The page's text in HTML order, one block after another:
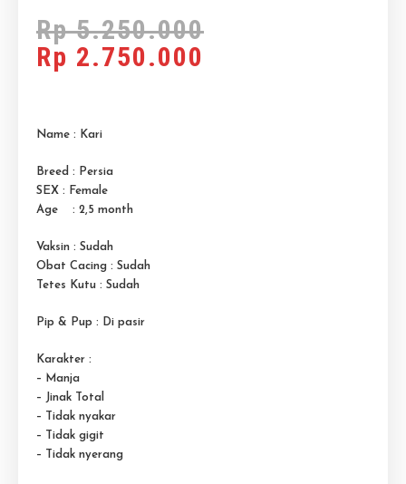
Rp5.250.000
Rp 2.750.000
Name : Kari
Breed : Persia
SEX : Female
Age : 2,5 month
Vaksin : Sudah
Obat Cacing : Sudah
Tetes Kutu : Sudah
Pip & Pup : Di pasir
Karakter :
– Manja
– Jinak Total
– Tidak nyakar
– Tidak gigit
– Tidak nyerang